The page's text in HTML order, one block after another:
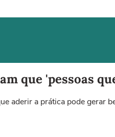
que 'pessoas
aderir a prática pode gerar